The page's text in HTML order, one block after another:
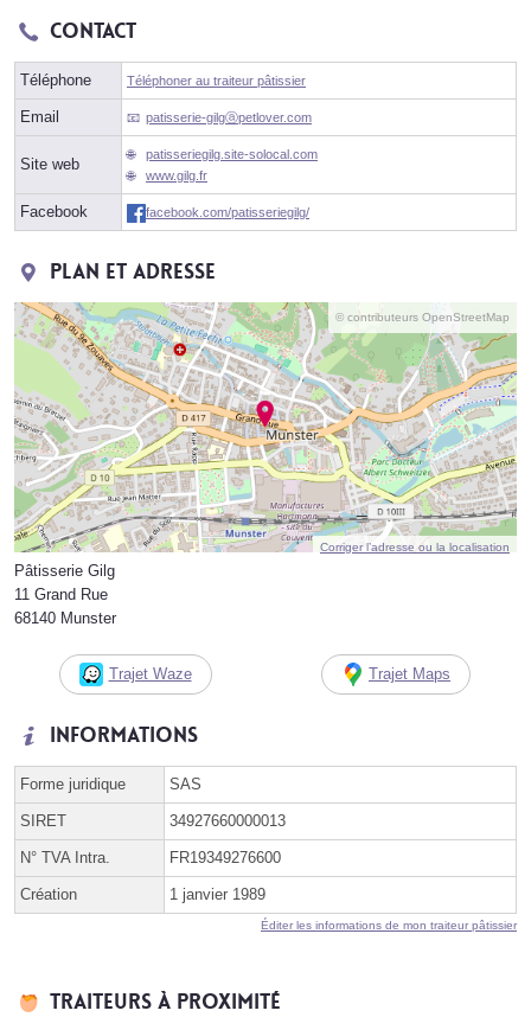
Contact
Téléphone Téléphoner au traiteur pâtissier
Email patisserie-gilgⓐpetlover.com
Site web
patisseriegilg.site-solocal.com
www.gilg.fr
Facebook facebook.com/patisseriegilg/
Plan et adresse
© contributeurs OpenStreetMap
Corriger l’adresse ou la localisation
Pâtisserie Gilg
11 Grand Rue
68140 Munster
Trajet Waze Trajet Maps
Informations
Forme juridique SAS
SIRET 34927660000013
N° TVA Intra. FR19349276600
Création 1 janvier 1989
Éditer les informations de mon traiteur pâtissier
Traiteurs à proximité